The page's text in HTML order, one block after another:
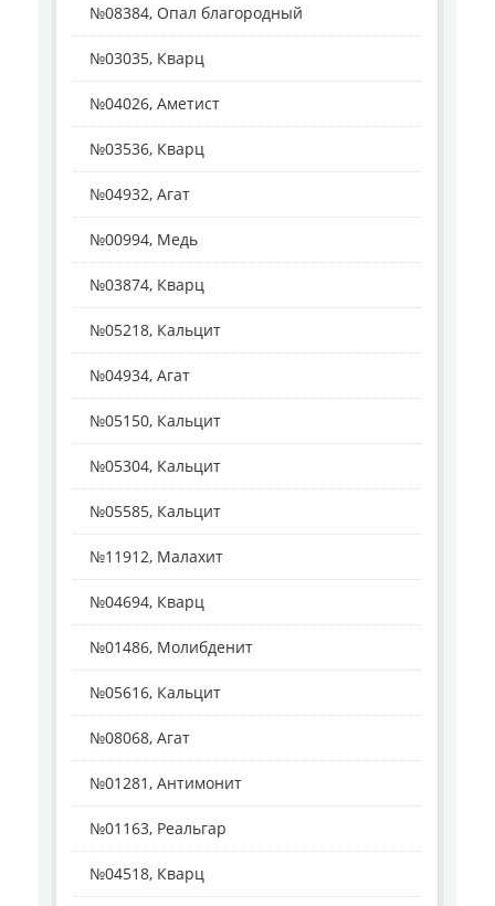
№08384, Опал благородный
№03035, Кварц
№04026, Аметист
№03536, Кварц
№04932, Агат
№00994, Медь
№03874, Кварц
№05218, Кальцит
№04934, Агат
№05150, Кальцит
№05304, Кальцит
№05585, Кальцит
№11912, Малахит
№04694, Кварц
№01486, Молибденит
№05616, Кальцит
№08068, Агат
№01281, Антимонит
№01163, Реальгар
№04518, Кварц